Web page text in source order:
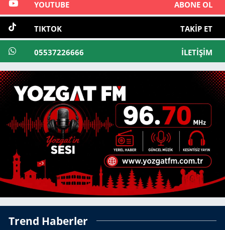
YOUTUBE ABONE OL
TIKTOK TAKIP ET
05537226666 İLETIŞIM
Trend Haberler